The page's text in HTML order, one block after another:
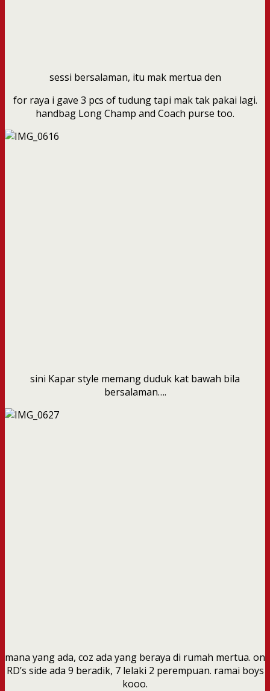
sessi bersalaman, itu mak mertua den
for raya i gave 3 pcs of tudung tapi mak tak pakai lagi.
handbag Long Champ and Coach purse too.
sini Kapar style memang duduk kat bawah bila
bersalaman….
mana yang ada, coz ada yang beraya di rumah mertua. on
RD’s side ada 9 beradik, 7 lelaki 2 perempuan. ramai boys
kooo.